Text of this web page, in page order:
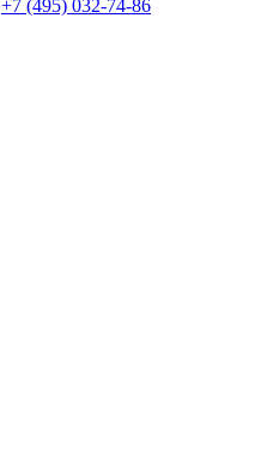
+7 (495) 032-74-86